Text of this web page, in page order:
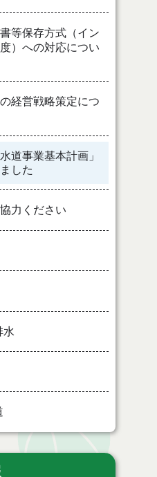
等保存方式（イン
）への対応につい
経営戦略策定につ
道事業基本計画」
した
力ください
水